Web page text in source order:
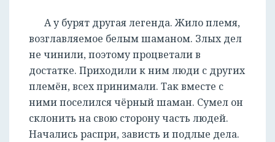
А у бурят другая легенда. Жило племя,
возглавляемое белым шаманом. Злых дел
не чинили, поэтому процветали в
достатке. Приходили к ним люди с других
племён, всех принимали. Так вместе с
ними поселился чёрный шаман. Сумел он
склонить на свою сторону часть людей.
Начались распри, зависть и подлые дела.